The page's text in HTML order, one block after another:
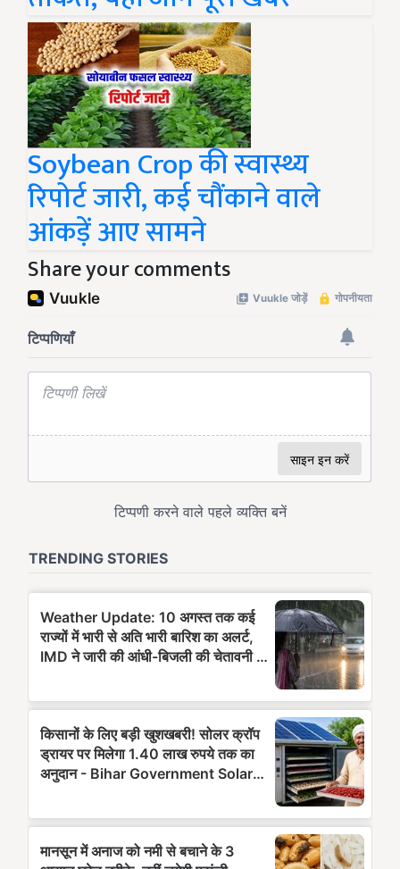
Soybean Crop की स्वास्थ्य
रिपोर्ट जारी, कई चौंकाने वाले
आंकड़ें आए सामने
Share your comments